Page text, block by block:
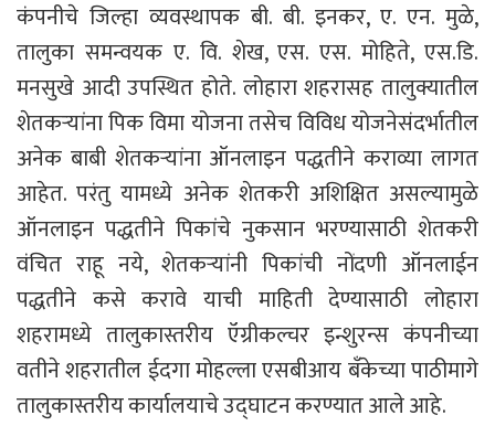
कंपनीचे जिल्हा व्यवस्थापक बी. बी. इनकर, ए. एन. मुळे,
तालुका समन्वयक ए. वि. शेख, एस. एस. मोहिते, एस.डि.
मनसुखे आदी उपस्थित होते. लोहारा शहरासह तालुक्यातील
शेतकऱ्यांना पिक विमा योजना तसेच विविध योजनेसंदर्भातील
अनेक बाबी शेतकऱ्यांना ऑनलाइन पद्धतीने कराव्या लागत
आहेत. परंतु यामध्ये अनेक शेतकरी अशिक्षित असल्यामुळे
ऑनलाइन पद्धतीने पिकांचे नुकसान भरण्यासाठी शेतकरी
वंचित राहू नये, शेतकऱ्यांनी पिकांची नोंदणी ऑनलाईन
पद्धतीने कसे करावे याची माहिती देण्यासाठी लोहारा
शहरामध्ये तालुकास्तरीय ऍग्रीकल्चर इन्शुरन्स कंपनीच्या
वतीने शहरातील ईदगा मोहल्ला एसबीआय बँकेच्या पाठीमागे
तालुकास्तरीय कार्यालयाचे उद्घाटन करण्यात आले आहे.